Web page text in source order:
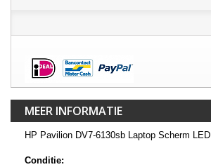
MEER INFORMATIE
HP Pavilion DV7-6130sb Laptop Scherm LED
Conditie: